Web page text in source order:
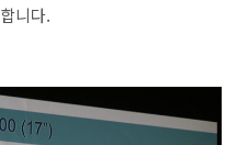
니다.